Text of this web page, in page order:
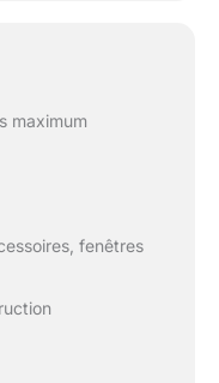
maximum
fenêtres